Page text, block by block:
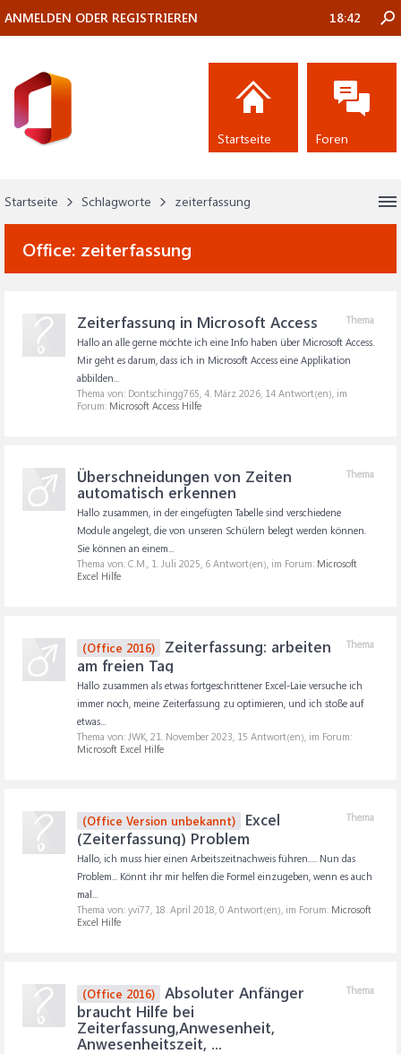
Startseite Schlagworte zeiterfassung
Office: zeiterfassung
Thema
Zeiterfassung in Microsoft Access
Hallo an alle gerne möchte ich eine Info haben über Microsoft Access.
Mir geht es darum, dass ich in Microsoft Access eine Applikation
abbilden...
Thema von: Dontschingg765, 4. März 2026, 14 Antwort(en), im
Forum: Microsoft Access Hilfe
Thema
Überschneidungen von Zeiten
automatisch erkennen
Hallo zusammen, in der eingefügten Tabelle sind verschiedene
Module angelegt, die von unseren Schülern belegt werden können.
Sie können an einem...
Thema von: C.M., 1. Juli 2025, 6 Antwort(en), im Forum: Microsoft
Excel Hilfe
Thema
(Office 2016)
Zeiterfassung: arbeiten
am freien Tag
Hallo zusammen als etwas fortgeschrittener Excel-Laie versuche ich
immer noch, meine Zeiterfassung zu optimieren, und ich stoße auf
etwas...
Thema von: JWK, 21. November 2023, 15 Antwort(en), im Forum:
Microsoft Excel Hilfe
Thema
(Office Version unbekannt)
Excel
(Zeiterfassung) Problem
Hallo, ich muss hier einen Arbeitszeitnachweis führen..... Nun das
Problem... Könnt ihr mir helfen die Formel einzugeben, wenn es auch
mal...
Thema von: yvi77, 18. April 2018, 0 Antwort(en), im Forum: Microsoft
Excel Hilfe
Thema
(Office 2016)
Absoluter Anfänger
braucht Hilfe bei
Zeiterfassung,Anwesenheit,
Anwesenheitszeit, ...
ANMELDEN ODER REGISTRIEREN 18:42
Startseite Foren